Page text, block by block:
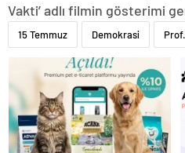
Vakti’ adlı filmin gösterimi
15 Temmuz Demokrasi